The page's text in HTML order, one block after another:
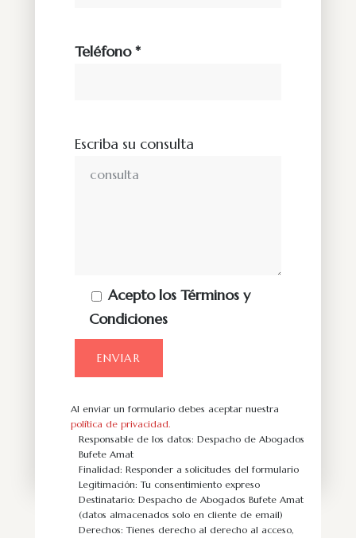
Teléfono *
Escriba su consulta
Acepto los Términos y
Condiciones
Al enviar un formulario debes aceptar nuestra
política de privacidad.
Responsable de los datos: Despacho de Abogados
Bufete Amat
Finalidad: Responder a solicitudes del formulario
Legitimación: Tu consentimiento expreso
Destinatario: Despacho de Abogados Bufete Amat
(datos almacenados solo en cliente de email)
Derechos: Tienes derecho al derecho al acceso,